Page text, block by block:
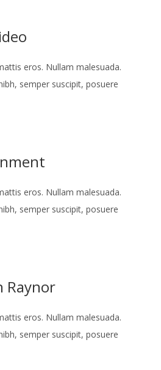
eros. Nullam malesuada.
semper suscipit, posuere
eros. Nullam malesuada.
semper suscipit, posuere
Raynor
eros. Nullam malesuada.
semper suscipit, posuere